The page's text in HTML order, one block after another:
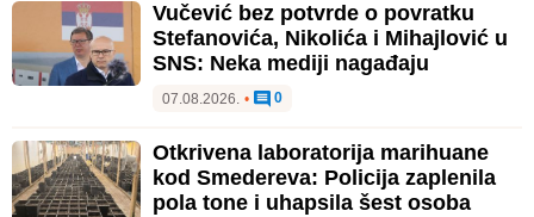
Vučević bez potvrde o povratku
Stefanovića, Nikolića i Mihajlović u
SNS: Neka mediji nagađaju
07.08.2026. • 0
Otkrivena laboratorija marihuane
kod Smedereva: Policija zaplenila
pola tone i uhapsila šest osoba